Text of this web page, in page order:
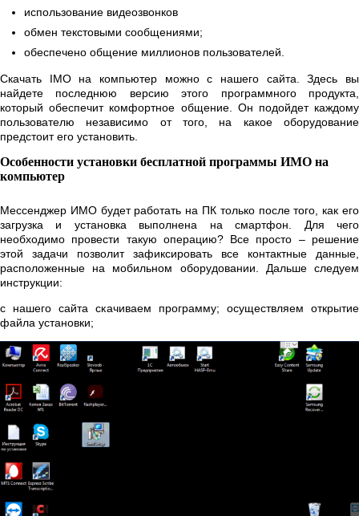
использование видеозвонков
обмен текстовыми сообщениями;
обеспечено общение миллионов пользователей.
Скачать IMO на компьютер можно с нашего сайта. Здесь вы
найдете последнюю версию этого программного продукта,
который обеспечит комфортное общение. Он подойдет каждому
пользователю независимо от того, на какое оборудование
предстоит его установить.
Особенности установки бесплатной программы ИМО на
компьютер
Мессенджер ИМО будет работать на ПК только после того, как его
загрузка и установка выполнена на смартфон. Для чего
необходимо провести такую операцию? Все просто – решение
этой задачи позволит зафиксировать все контактные данные,
расположенные на мобильном оборудовании. Дальше следуем
инструкции:
с нашего сайта скачиваем программу; осуществляем открытие
файла установки;